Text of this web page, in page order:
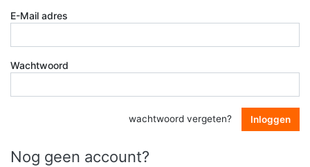
E-Mail adres
Wachtwoord
wachtwoord vergeten? Inloggen
Nog geen account?